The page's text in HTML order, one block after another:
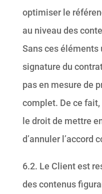
optimiser le
au niveau des
Sans ces éléments
signature du
pas en mesure de
complet. De ce
le droit de mettre
d’annuler l’accord
6.2. Le Client est
des contenus